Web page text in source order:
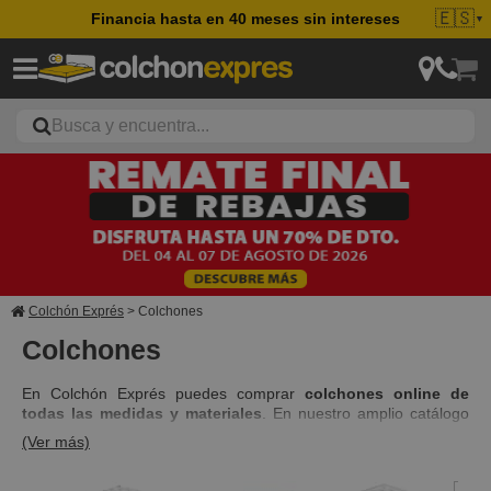
Financia hasta en 40 meses sin intereses 🇪🇸 ▼
Colchón Exprés > Colchones
Colchones
En Colchón Exprés puedes comprar colchones online de
todas las medidas y materiales . En nuestro amplio catálogo
de productos encontrarás las mejores marcas de colchones con
lasmejores ofertas
Priorizando la calidad que nos representa podrás encontrar
(Ver más)